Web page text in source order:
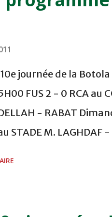
journée de la
FUS 2 - 0 RCA au
- RABAT
STADE M. LAGHDAF